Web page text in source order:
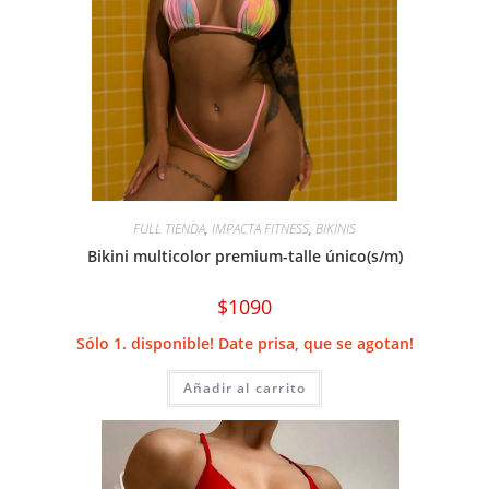
FULL TIENDA, IMPACTA FITNESS, BIKINIS
Bikini multicolor premium-talle único(s/m)
$1090
Sólo 1. disponible! Date prisa, que se agotan!
Añadir al carrito